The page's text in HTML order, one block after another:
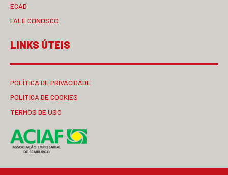
ECAD
FALE CONOSCO
LINKS ÚTEIS
POLÍTICA DE PRIVACIDADE
POLÍTICA DE COOKIES
TERMOS DE USO